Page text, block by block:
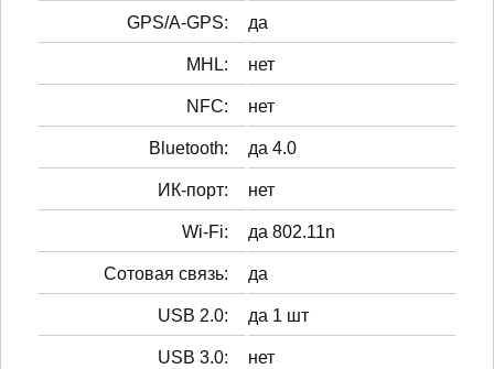
GPS/A-GPS: да
MHL: нет
NFC: нет
Bluetooth: да 4.0
ИК-порт: нет
Wi-Fi: да 802.11n
Сотовая связь: да
USB 2.0: да 1 шт
USB 3.0: нет